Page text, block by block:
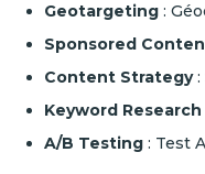
Geotargeting :
Sponsored
Content Strategy
Keyword Research
A/B Testing : Test